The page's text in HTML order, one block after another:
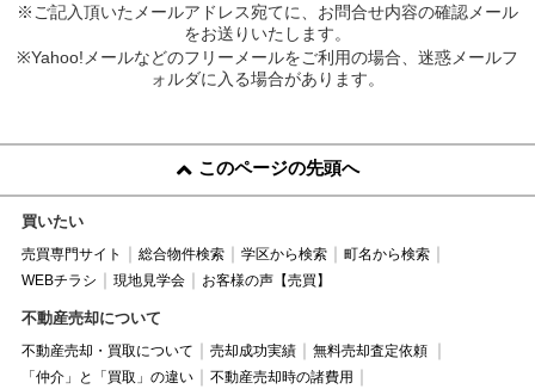
※ご記入頂いたメールアドレス宛てに、お問合せ内容の確認メール
をお送りいたします。
※Yahoo!メールなどのフリーメールをご利用の場合、迷惑メールフ
ォルダに入る場合があります。
このページの先頭へ
買いたい
売買専門サイト 総合物件検索 学区から検索
町名から検索
WEBチラシ
現地見学会 お客様の声【売買】
不動産売却について
不動産売却・買取について 売却成功実績
無料売却査定依頼
「仲介」と「買取」の違い
不動産売却時の諸費用